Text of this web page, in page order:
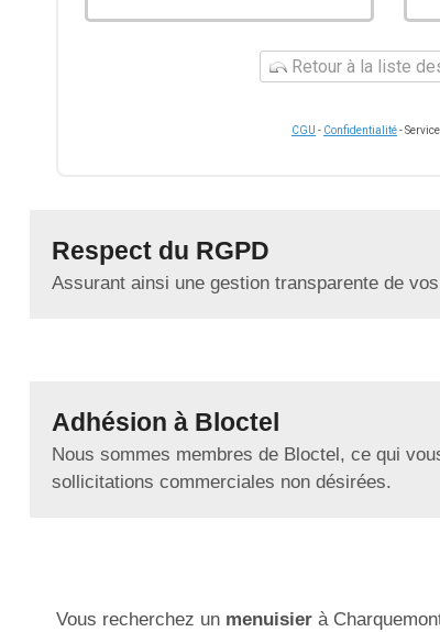
Retour à la liste
CGU - Confidentialité-
Respect du RGPD
Assurant ainsi une gestion transparente de
Adhésion à Bloctel
Nous sommes membres de Bloctel, ce qui
sollicitations commerciales non désirées.
Vous recherchez un menuisier à